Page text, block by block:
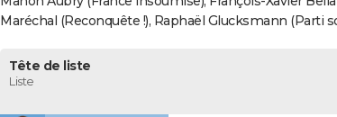
Maréchal (Reconquête !), Raphaël Glucksmann (Parti
Tête de liste
Liste